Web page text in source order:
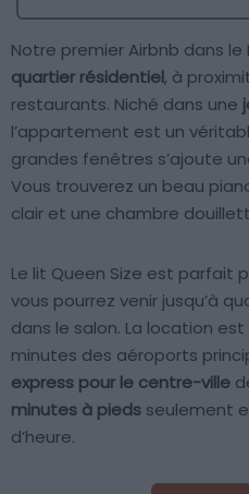
Notre premier Airbnb dans le
quartier résidentiel, à
restaurants. Niché dans une
l’appartement est un
grandes fenêtres s’ajoute
Vous trouverez un beau
clair et une chambre
Le lit Queen Size est parfait
vous pourrez venir jusqu’à
dans le salon. La location
minutes des aéroports
express pour le centre-ville
minutes à pieds seulement
d’heure.